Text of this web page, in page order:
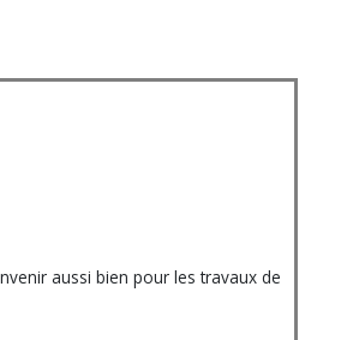
aussi bien pour les travaux de